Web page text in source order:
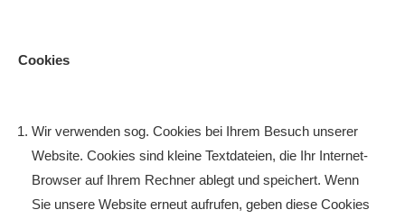
Cookies
Wir verwenden sog. Cookies bei Ihrem Besuch unserer
Website. Cookies sind kleine Textdateien, die Ihr Internet-
Browser auf Ihrem Rechner ablegt und speichert. Wenn
Sie unsere Website erneut aufrufen, geben diese Cookies